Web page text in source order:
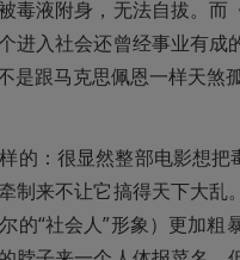
毒液附身，无法自拔。而
进入社会还曾经事业有成
跟马克思佩恩一样天煞孤
的：很显然整部电影想把
制来不让它搞得天下大乱
的“社会人”形象）更加粗